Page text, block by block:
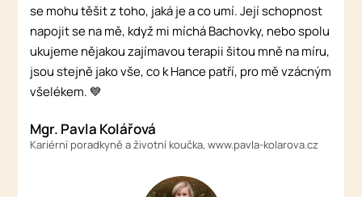
se mohu těšit z toho, jaká je a co umí. Její schopnost
napojit se na mě, když mi míchá Bachovky, nebo spolu
ukujeme nějakou zajímavou terapii šitou mně na míru,
jsou stejně jako vše, co k Hance patří, pro mě vzácným
všelékem. 💙
Mgr. Pavla Kolářová
Kariérní poradkyně a životní koučka, www.pavla-kolarova.cz